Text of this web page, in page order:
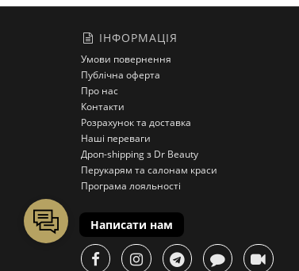
ІНФОРМАЦІЯ
Умови повернення
Публічна оферта
Про нас
Контакти
Розрахунок та доставка
Наші переваги
Дроп-shipping з Dr Beauty
Перукарям та салонам краси
Програма лояльності